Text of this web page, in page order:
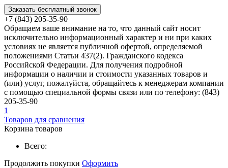
Заказать бесплатный звонок
+7 (843) 205-35-90
Обращаем ваше внимание на то, что данный сайт носит
исключительно информационный характер и ни при каких
условиях не является публичной офертой, определяемой
положениями Статьи 437(2). Гражданского кодекса
Российской Федерации. Для получения подробной
информации о наличии и стоимости указанных товаров и
(или) услуг, пожалуйста, обращайтесь к менеджерам компании
с помощью специальной формы связи или по телефону: (843)
205-35-90
1
Товаров для сравнения
Корзина товаров
Всего:
Продолжить покупки Оформить